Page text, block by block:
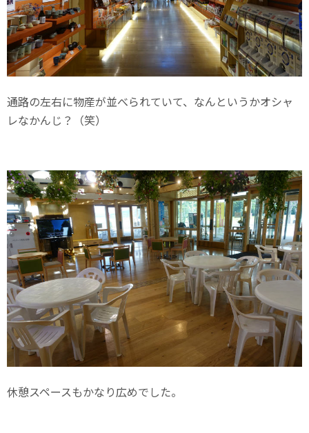
通路の左右に物産が並べられていて、なんというかオシャ
レなかんじ？（笑）
休憩スペースもかなり広めでした。